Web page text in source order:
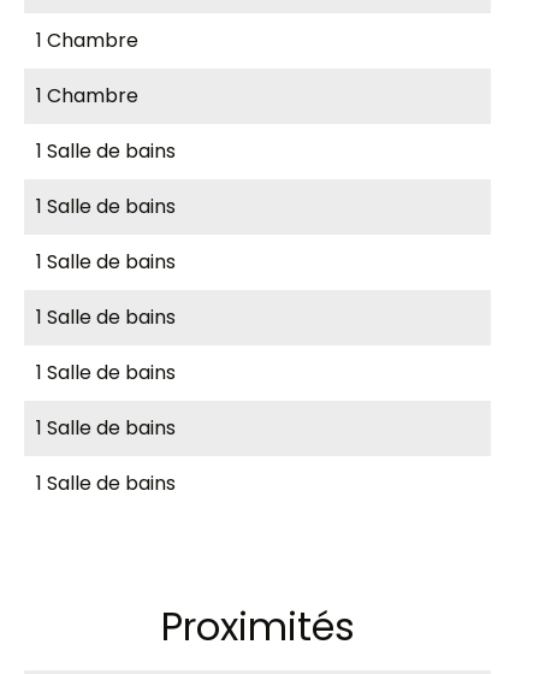
1 Chambre
1 Chambre
1 Salle de bains
1 Salle de bains
1 Salle de bains
1 Salle de bains
1 Salle de bains
1 Salle de bains
1 Salle de bains
Proximités